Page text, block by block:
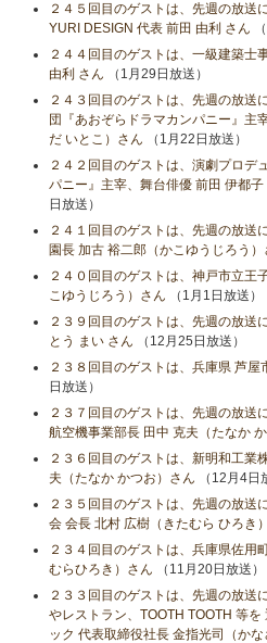
２４５回目のゲストは、先週の放送
YURI DESIGN 代表 前田 由利 さん
２４４回目のゲストは、一級建築士
由利 さん （1月29日放送）
２４３回目のゲストは、先週の放送
団『あおぞらドラマカンパニー』主
だ いとこ）さん （1月22日放送）
２４２回目のゲストは、演劇プロデ
パニー』主宰、舞台俳優 前田 伊都
日放送）
２４１回目のゲストは、先週の放送
園長 加古 裕二郎（かこゆうじろう）
２４０回目のゲストは、神戸市立
こゆうじろう）さん （1月1日放送）
２３９回目のゲストは、先週の放送
とう まい さん （12月25日放送）
２３８回目のゲストは、兵庫県 芦屋
日放送）
２３７回目のゲストは、先週の放送
航空機事業部長 田中 克夫（たなか
２３６回目のゲストは、新明和工業
夫（たなか かつお）さん （12月4日
２３５回目のゲストは、先週の放送
会 会長 北村 広樹（きたむら ひろき
２３４回目のゲストは、兵庫県佐用
むらひろき）さん （11月20日放送）
２３３回目のゲストは、先週の放送
やレストラン、TOOTH TOOTH 等
ック 代表取締役社長 金指光司（か